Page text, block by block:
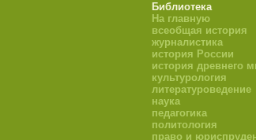
Библиотека
На главную
всеобщая история
журналистика
история России
история древнего
культурология
литературоведение
наука
педагогика
политология
право и